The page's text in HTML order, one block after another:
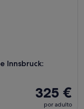
Innsbruck:
325 €
por adulto